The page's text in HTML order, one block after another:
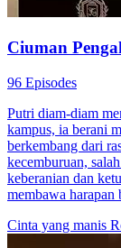
Ciuman
96 Episodes
Putri diam-diam
kampus, ia berani
berkembang dari
kecemburuan,
keberanian dan
membawa harapan
Cinta yang manis